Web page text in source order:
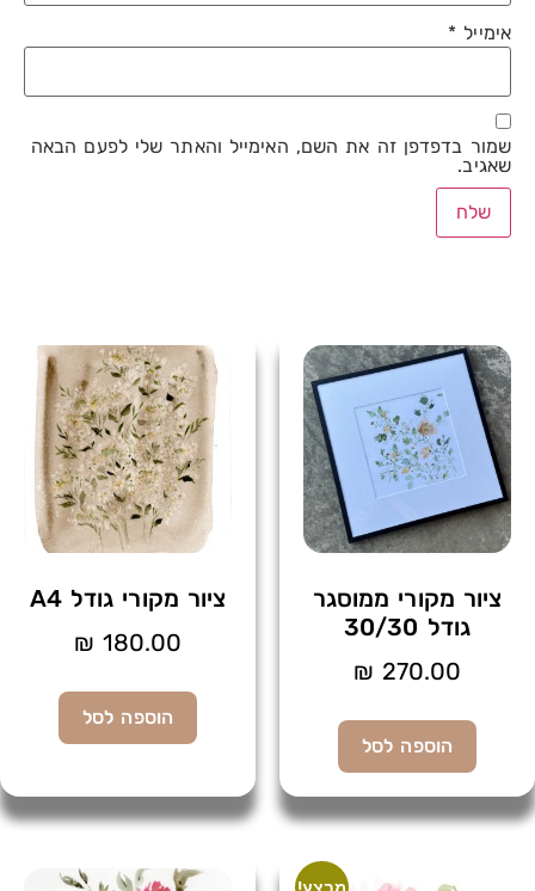
אימייל *
שמור בדפדפן זה את השם, האימייל והאתר שלי לפעם הבאה
שאגיב.
ציור מקורי ממוסגר
גודל 30/30
₪ 270.00
הוספה לסל
ציור מקורי גודל A4
₪ 180.00
הוספה לסל
מבצע!